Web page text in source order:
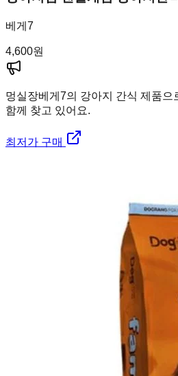
베게7
4,600원
멍실장베게7의 강아지 간식 제품으
함께 찾고 있어요.
최저가 구매